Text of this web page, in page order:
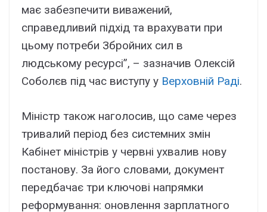
має забезпечити виважений,
справедливий підхід та врахувати при
цьому потреби Збройних сил в
людському ресурсі”, – зазначив Олексій
Соболєв під час виступу у Верховній Раді.
Міністр також наголосив, що саме через
тривалий період без системних змін
Кабінет міністрів у червні ухвалив нову
постанову. За його словами, документ
передбачає три ключові напрямки
реформування: оновлення зарплатного